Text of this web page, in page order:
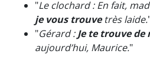
"Le clochard : En fait,
je vous trouvetrès laide.
"Gérard :Je te trouve
aujourd’hui, Maurice."